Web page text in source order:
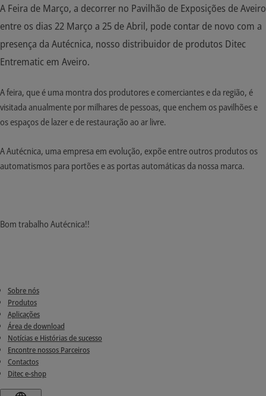
A Feira de Março, a decorrer no Pavilhão de Exposições de Aveiro
entre os dias 22 Março a 25 de Abril, pode contar de novo com a
presença da Autécnica, nosso distribuidor de produtos Ditec
Entrematic em Aveiro.
A feira, que é uma montra dos produtores e comerciantes e da região, é
visitada anualmente por milhares de pessoas, que enchem os pavilhões e
os espaços de lazer e de restauração ao ar livre.
A Autécnica, uma empresa em evolução, expõe entre outros produtos os
automatismos para portões e as portas automáticas da nossa marca.
Bom trabalho Autécnica!!
Sobre nós
Produtos
Aplicações
Área de download
Notícias e Histórias de sucesso
Encontre nossos Parceiros
Contactos
Ditec e-shop